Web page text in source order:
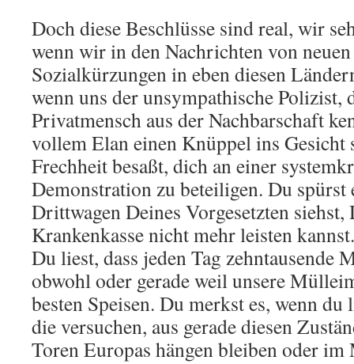
Doch diese Beschlüsse sind real, wir
wenn wir in den Nachrichten von
Sozialkürzungen in eben diesen
wenn uns der unsympathische Polizist,
Privatmensch aus der Nachbarschaft
vollem Elan einen Knüppel ins Gesicht
Frechheit besaßt, dich an einer
Demonstration zu beteiligen. Du spürst
Drittwagen Deines Vorgesetzten
Krankenkasse nicht mehr leisten
Du liest, dass jeden Tag zehntausende
obwohl oder gerade weil unsere
besten Speisen. Du merkst es, wenn du
die versuchen, aus gerade diesen
Toren Europas hängen bleiben oder